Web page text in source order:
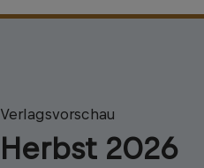
Verlagsvorschau
Herbst 2026